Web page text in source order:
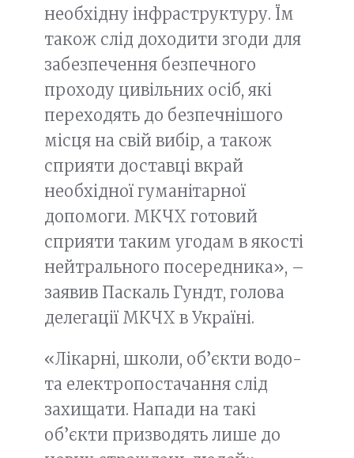
необхідну інфраструктуру. Їм
також слід доходити згоди для
забезпечення безпечного
проходу цивільних осіб, які
переходять до безпечнішого
місця на свій вибір, а також
сприяти доставці вкрай
необхідної гуманітарної
допомоги. МКЧХ готовий
сприяти таким угодам в якості
нейтрального посередника», –
заявив Паскаль Гундт, голова
делегації МКЧХ в Україні.
«Лікарні, школи, об’єкти водо-
та електропостачання слід
захищати. Напади на такі
об’єкти призводять лише до